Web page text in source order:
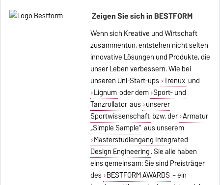
Zeigen Sie sich in BESTFORM
Wenn sich Kreative und Wirtschaft
zusammentun, entstehen nicht selten
innovative Lösungen und Produkte, die
unser Leben verbessern. Wie bei
unseren Uni-Start-ups Trenux und
Lignum oder dem Sport- und
Tanzrollator aus unserer
Sportwissenschaft bzw. der Armatur
„Simple Sample“ aus unserem
Masterstudiengang Integrated
Design Engineering. Sie alle haben
eins gemeinsam: Sie sind Preisträger
des BESTFORM AWARDS – ein